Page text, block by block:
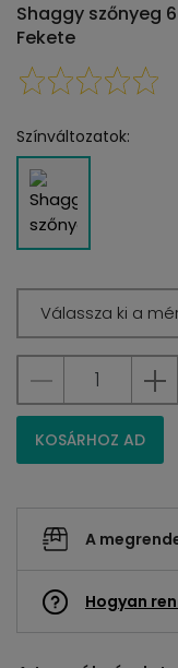
Shaggy szőnyeg
Fekete
Színváltozatok:
Válassza ki a
KOSÁRHOZ AD
A
Hogyan